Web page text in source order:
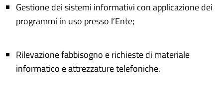
Gestione dei sistemi informativi con applicazione dei
programmi in uso presso l’Ente;
Rilevazione fabbisogno e richieste di materiale
informatico e attrezzature telefoniche.